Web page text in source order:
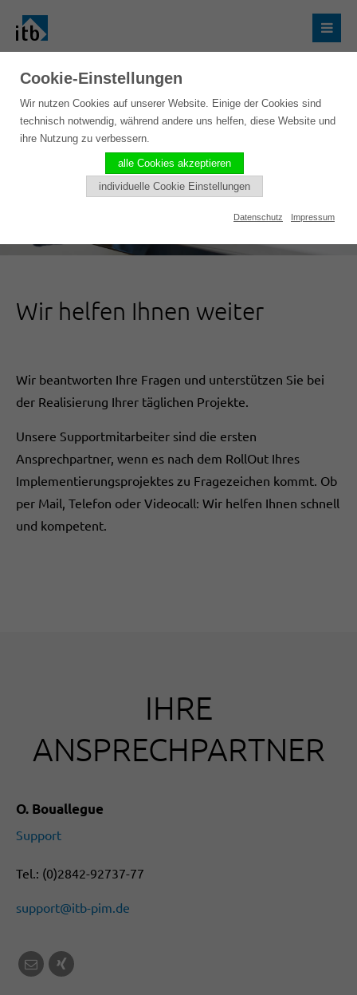
Wir helfen Ihnen weiter
Wir beantworten Ihre Fragen und unterstützen Sie bei
der Realisierung Ihrer täglichen Projekte.
Unsere Supportmitarbeiter sind die ersten
Ansprechpartner, wenn es nach dem RollOut Ihres
Implementierungsprojektes zu Fragezeichen kommt. Ob
per Mail, Telefon oder Videocall: Wir helfen Ihnen schnell
und kompetent.
IHRE
ANSPRECHPARTNER
O. Bouallegue
Support
Tel.: (0)2842-92737-77
support@itb-pim.de
Cookie-Einstellungen
Wir nutzen Cookies auf unserer Website. Einige der Cookies sind
technisch notwendig, während andere uns helfen, diese Website und
ihre Nutzung zu verbessern.
alle Cookies akzeptieren
individuelle Cookie Einstellungen
Datenschutz Impressum